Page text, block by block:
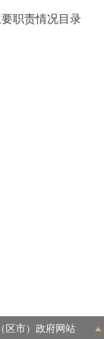
职责情况目录
区市）政府网站